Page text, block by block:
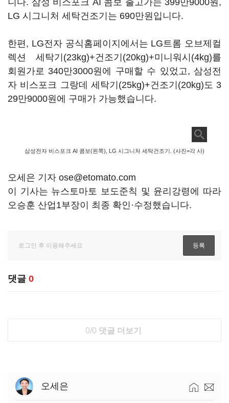
니다. 삼성 비스포크 AI 콤보 출고가는 399만9000원,
LG 시그니처 세탁건조기는 690만원입니다.
한편, LG전자 공식홈페이지에서는 LG트롬 오브제컬
렉션 세탁기(23kg)+건조기(20kg)+미니워시(4kg)를
회원가로 340만3000원에 구매할 수 있었고, 삼성전
자 비스포크 그랑데 세탁기(25kg)+건조기(20kg)도 3
29만9000원에 구매가 가능했습니다.
삼성전자 비스포크 AI 콤보(왼쪽), LG 시그니처 세탁건조기. (사진=각 사)
오세은 기자 ose@etomato.com
이 기사는 뉴스토마토 보도준칙 및 윤리강령에 따라
오승훈 산업1부장이 최종 확인·수정했습니다.
댓글 0
0/0 댓글 더보기
오세은